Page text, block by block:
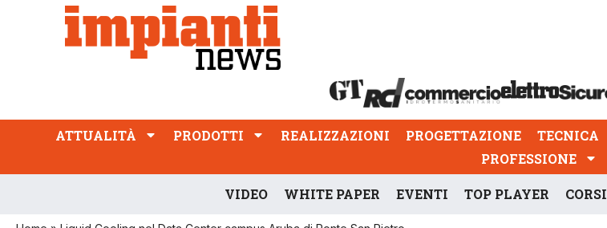
ATTUALITÀ PRODOTTI REALIZZAZIONI
PROFESSIONE
ATTUALITÀ PRODOTTI REALIZZAZIONI PROGETTAZIONE TECNICA
PROFESSIONE
VIDEO WHITE PAPER EVENTI TOP PLAYER CORSI